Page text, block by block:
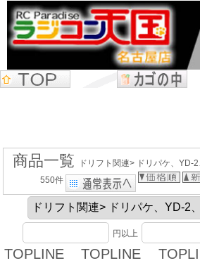
商品一覧
ドリフト関連> ドリパケ、YD-
550件
円以上
TOPLINE
TOPLINE